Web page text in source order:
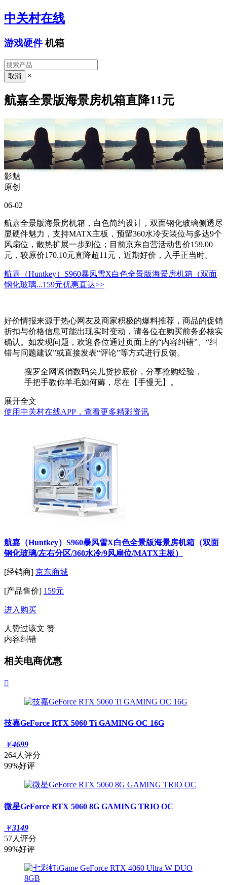
中关村在线
游戏硬件 机箱
×
航嘉全景版海景房机箱直降11元
影魅
原创
06-02
航嘉全景版海景房机箱，白色简约设计，双面钢化玻璃侧透尽
显硬件魅力，支持MATX主板，预留360水冷安装位与多达9个
风扇位，散热扩展一步到位；目前京东自营活动售价159.00
元，较原价170.10元直降超11元，近期好价，入手正当时。
航嘉（Huntkey）S960暴风雪X白色全景版海景房机箱（双面
钢化玻璃...159元优惠直达>>
好价情报来源于热心网友及商家积极的爆料推荐，商品的促销
折扣与价格信息可能出现实时变动，请各位在购买前务必核实
确认。如发现问题，欢迎各位通过页面上的“内容纠错”、“纠
错与问题建议”或直接发表“评论”等方式进行反馈。
搜罗全网紧俏数码尖儿货抄底价，分享抢购经验，
手把手教你羊毛如何薅，尽在【手慢无】。
展开全文
使用中关村在线APP，查看更多精彩资讯
航嘉（Huntkey）S960暴风雪X白色全景版海景房机箱（双面
钢化玻璃/左右分区/360水冷/9风扇位/MATX主板）
[经销商] 京东商城
[产品售价] 159元
进入购买
人赞过该文 赞
内容纠错
相关电商优惠

技嘉GeForce RTX 5060 Ti GAMING OC 16G
￥4699
264人评分
99%好评
微星GeForce RTX 5060 8G GAMING TRIO OC
￥3149
57人评分
99%好评